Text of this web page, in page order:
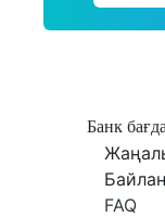
Банк
FAQ